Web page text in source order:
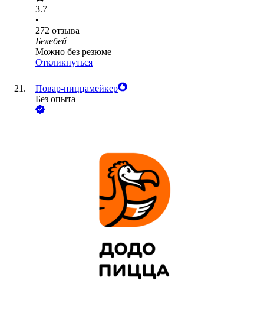
3.7
•
272 отзыва
Белебей
Можно без резюме
Откликнуться
Повар-пиццамейкер
Без опыта